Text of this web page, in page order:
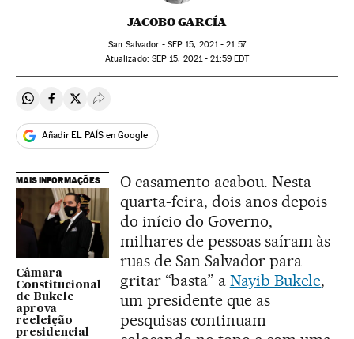
JACOBO GARCÍA
San Salvador - SEP 15, 2021 - 21:57
atualizado: SEP 15, 2021 - 21:59EDT
Compartir en Whatsapp
Compartir en Facebook
Compartir en Twitter
Desplegar Redes Sociales
Añadir EL PAÍS en Google
MAIS INFORMAÇÕES
Câmara
Constitucional
de Bukele
aprova
reeleição
presidencial
O casamento acabou. Nesta
quarta-feira, dois anos depois
do início do Governo,
milhares de pessoas saíram às
ruas de San Salvador para
gritar “basta” a Nayib Bukele,
um presidente que as
pesquisas continuam